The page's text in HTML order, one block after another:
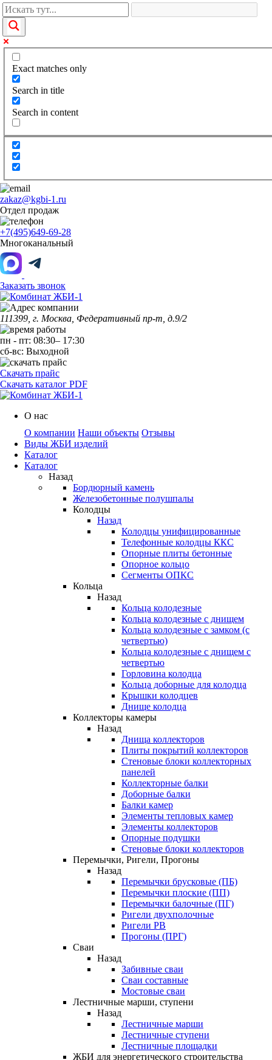
Exact matches only
Search in title
Search in content
zakaz@kgbi-1.ru
Отдел продаж
+7(495)649-69-28
Многоканальный
Заказать звонок
111399, г. Москва, Федеративный пр-т, д.9/2
пн - пт: 08:30– 17:30
сб-вс: Выходной
Скачать прайс
Скачать каталог PDF
О нас
О компании Наши объекты Отзывы
Виды ЖБИ изделий
Каталог
Каталог
Назад
Бордюрный камень
Железобетонные полушпалы
Колодцы
Назад
Колодцы унифицированные
Телефонные колодцы ККС
Опорные плиты бетонные
Опорное кольцо
Сегменты ОПКС
Кольца
Назад
Кольца колодезные
Кольца колодезные с днищем
Кольца колодезные с замком (с
четвертью)
Кольца колодезные с днищем с
четвертью
Горловина колодца
Кольца доборные для колодца
Крышки колодцев
Днище колодца
Коллекторы камеры
Назад
Днища коллекторов
Плиты покрытий коллекторов
Стеновые блоки коллекторных
панелей
Коллекторные балки
Доборные балки
Балки камер
Элементы тепловых камер
Элементы коллекторов
Опорные подушки
Стеновые блоки коллекторов
Перемычки, Ригели, Прогоны
Назад
Перемычки брусковые (ПБ)
Перемычки плоские (ПП)
Перемычки балочные (ПГ)
Ригели двухполочные
Ригели РВ
Прогоны (ПРГ)
Сваи
Назад
Забивные сваи
Сваи составные
Мостовые сваи
Лестничные марши, ступени
Назад
Лестничные марши
Лестничные ступени
Лестничные площадки
ЖБИ для энергетического строительства